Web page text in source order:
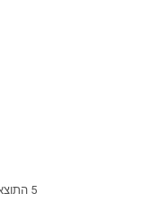
5 התוצאות חזרו.